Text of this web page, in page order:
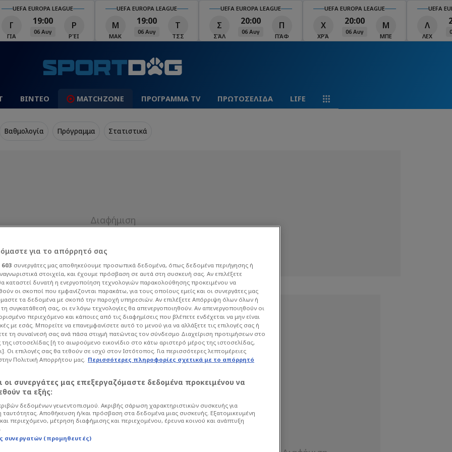
UEFA EUROPA LEAGUE
Γ
ΓΙΑ
19:00
06 Αυγ
Ρ
ΡΈΙ
UEFA EUROPA LEAGUE
Μ
ΜΑΚ
19:00
06 Αυγ
Τ
ΤΣΣ
UEFA EUROPA LEAGUE
Σ
ΣΆΛ
20:00
06 Αυγ
Π
ΠΆΦ
UEFA EUROPA LEAGUE
Χ
ΧΡΆ
20:00
06 Αυγ
Μ
ΜΠΕ
UEFA
Λ
ΛΕΧ
ΒΙΝΤΕΟ MATCHZONE ΠΡΟΓΡΑΜΜΑ TV ΠΡΩΤΟΣΕΛΙΔΑ LIFE
Βαθμολογία Πρόγραμμα Στατιστικά
η πρώτη μεγάλη
«Γκάζια»
Παναθηναϊκό μετά τα όσα έκανε στην
για μία ακριβή μεταγραφή και τα
ομάδας.
για το απόρρητό σας
603 συνεργάτες μας αποθηκεύουμε προσωπικά δεδομένα, όπως δεδομένα περιήγησης ή
στοιχεία, και έχουμε πρόσβαση σε αυτά στη συσκευή σας. Αν επιλέξετε
καταστεί δυνατή η ενεργοποίηση τεχνολογιών παρακολούθησης προκειμένου να
οι σκοποί που εμφανίζονται παρακάτω, για τους οποίους εμείς και οι συνεργάτες μας
τα δεδομένα με σκοπό την παροχή υπηρεσιών. Αν επιλέξετε Απόρριψη όλων όλων ή
συγκατάθεσή σας, οι εν λόγω τεχνολογίες θα απενεργοποιηθούν. Αν απενεργοποιηθούν οι
περιεχόμενο και κάποιες από τις διαφημίσεις που βλέπετε ενδέχεται να μην είναι
με εσάς. Μπορείτε να επανεμφανίσετε αυτό το μενού για να αλλάξετε τις επιλογές σας ή
τη συναίνεσή σας ανά πάσα στιγμή πατώντας τον σύνδεσμο Διαχείριση προτιμήσεων στο
ιστοσελίδας [ή το αιωρούμενο εικονίδιο στο κάτω αριστερό μέρος της ιστοσελίδας,
Οι επιλογές σας θα τεθούν σε ισχύ στον Ιστότοπος. Για περισσότερες λεπτομέρειες
Πολιτική Απορρήτου μας. Περισσότερες πληροφορίες σχετικά με το απόρρητό
οι συνεργάτες μας επεξεργαζόμαστε δεδομένα προκειμένου να
τα εξής:
δεδομένων γεωεντοπισμού. Ακριβής σάρωση χαρακτηριστικών συσκευής για
ταυτότητας. Αποθήκευση ή/και πρόσβαση στα δεδομένα μιας συσκευής. Εξατομικευμένη
περιεχόμενο, μέτρηση διαφήμισης και περιεχομένου, έρευνα κοινού και ανάπτυξη
συνεργατών (προμηθευτές)